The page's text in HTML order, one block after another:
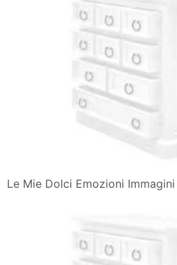
Le Mie Dolci Emozioni